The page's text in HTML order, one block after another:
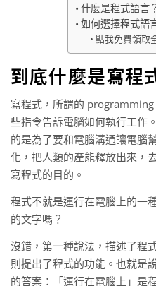
什麼是程式語言
如何選擇程式語
點我免費領取
到底什麼是寫程
寫程式，所謂的
些指令告訴電腦如何執行工作
的是為了要和電腦溝通讓電腦
化，把人類的產能釋放出來，
寫程式的目的。
程式不就是運行在電腦上的一
的文字嗎？
沒錯，第一種說法，描述了程
則提出了程式的功能。也就是
的答案：「運行在電腦上」是